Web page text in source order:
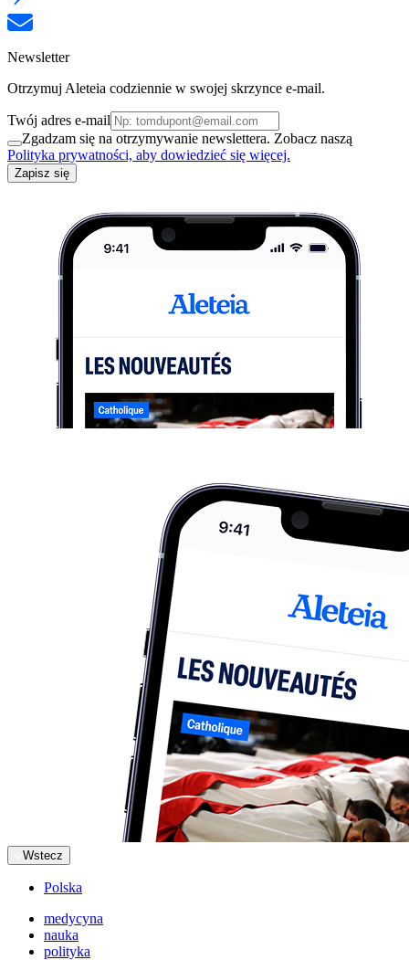
Newsletter
Otrzymuj Aleteia codziennie w swojej skrzynce e-mail.
Twój adres e-mail
Zgadzam się na otrzymywanie newslettera. Zobacz naszą
Polityka prywatności, aby dowiedzieć się więcej.
Zapisz się
Wstecz
Polska
medycyna
nauka
polityka